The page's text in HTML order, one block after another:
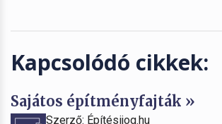
Kapcsolódó cikkek:
Sajátos építményfajták »
Szerző: Építésijog.hu